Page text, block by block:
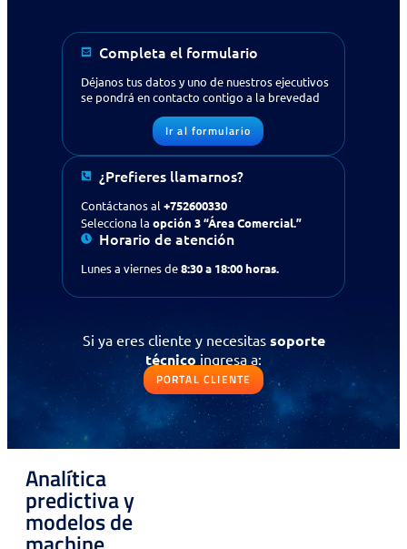
Completa el formulario
Déjanos tus datos y uno de nuestros ejecutivos
se pondrá en contacto contigo a la brevedad
Ir al formulario
¿Prefieres llamarnos?
Contáctanos al +752600330
Selecciona la opción 3 “Área Comercial.”
Horario de atención
Lunes a viernes de8:30 a 18:00 horas.
Si ya eres cliente y necesitassoporte
técnico ingresa a:
PORTAL CLIENTE
Analítica
predictiva y
modelos de
¿Buscas apoyo en tecnología
para tu empresa?Contáctanos
Solicitud de contacto
IR AL FORMULARIO
¿Prefieres llamarnos?
Contáctanos al +56 (75) 2600330
Selecciona la opción 3“Área Comercial.”
Si ya eres cliente y necesitassoporte